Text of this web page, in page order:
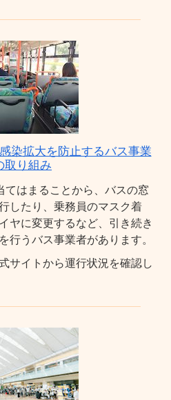
染拡大を防止するバス事業
取り組み
はまることから、バスの窓
したり、乗務員のマスク着
ヤに変更するなど、引き続き
行うバス事業者があります。
サイトから運行状況を確認し